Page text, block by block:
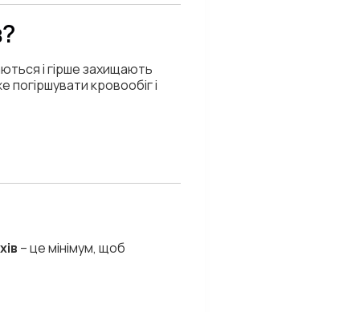
і гірше захищають
погіршувати кровообіг і
– це мінімум, щоб